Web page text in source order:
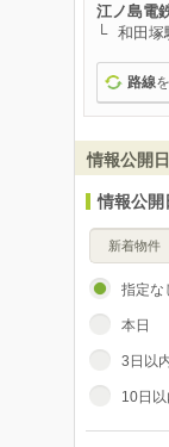
江ノ島電
和田塚
路線
情報公開
情報公開
新着物件
指定な
本日
3日以
10日以